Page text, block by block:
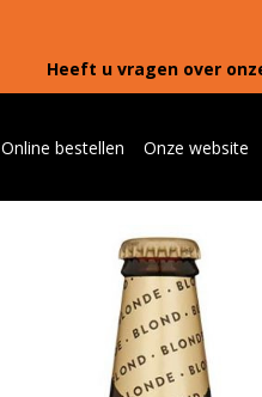
Heeft u vragen over
Online bestellen Onze website